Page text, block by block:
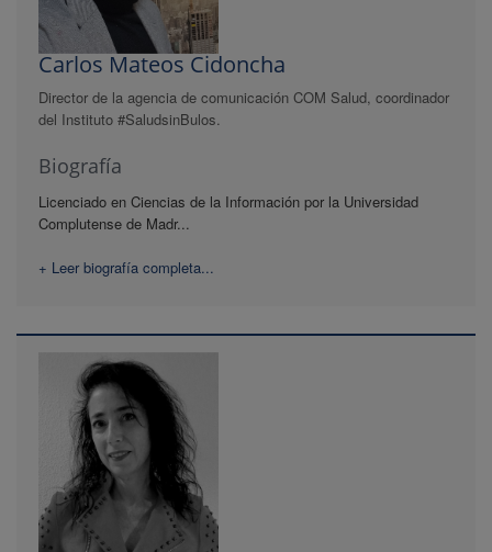
Carlos Mateos Cidoncha
Director de la agencia de comunicación COM Salud, coordinador
del Instituto #SaludsinBulos.
Biografía
Licenciado en Ciencias de la Información por la Universidad
Complutense de Madr...
+ Leer biografía completa...